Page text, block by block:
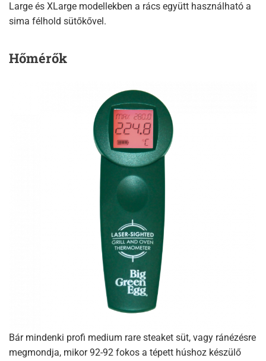
Large és XLarge modellekben a rács együtt használható a
sima félhold sütőkővel.
Hőmérők
Bár mindenki profi medium rare steaket süt, vagy ránézésre
megmondja, mikor 92-92 fokos a tépett húshoz készülő